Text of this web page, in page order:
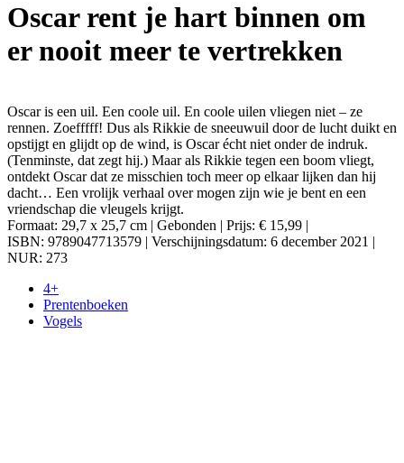
Oscar rent je hart binnen om
er nooit meer te vertrekken
Oscar is een uil. Een coole uil. En coole uilen vliegen niet – ze
rennen. Zoefffff! Dus als Rikkie de sneeuwuil door de lucht duikt en
opstijgt en glijdt op de wind, is Oscar écht niet onder de indruk.
(Tenminste, dat zegt hij.) Maar als Rikkie tegen een boom vliegt,
ontdekt Oscar dat ze misschien toch meer op elkaar lijken dan hij
dacht… Een vrolijk verhaal over mogen zijn wie je bent en een
vriendschap die vleugels krijgt.
Formaat: 29,7 x 25,7 cm | Gebonden | Prijs: € 15,99 |
ISBN: 9789047713579 | Verschijningsdatum: 6 december 2021 |
NUR: 273
4+
Prentenboeken
Vogels